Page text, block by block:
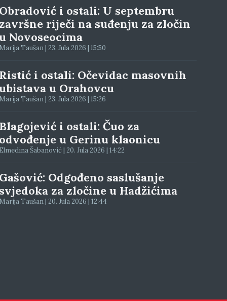
i ostali: U septembru
riječi na suđenju za zločin
Novoseocima
Taušan | 23. Jula 2026 | 15:50
i ostali: Očevidac masovnih
u Orahovcu
Taušan | 23. Jula 2026 | 15:26
i ostali: Čuo za
u Gerinu klaonicu
Šabanović | 20. Jula 2026 | 14:22
Odgođeno saslušanje
za zločine u Hadžićima
Taušan | 20. Jula 2026 | 12:44